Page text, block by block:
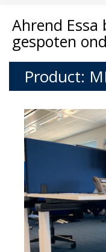
Ahrend Essa
gespoten
Product: